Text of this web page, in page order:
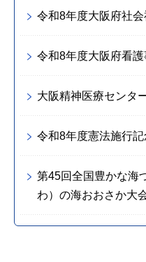
令和8年度大阪府社
令和8年度大阪府看
大阪精神医療センタ
令和8年度憲法施行
第45回全国豊かな海
わ）の海おおさか大